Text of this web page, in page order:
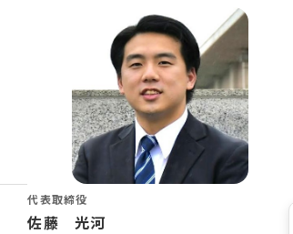
代表取締役
佐藤 光河